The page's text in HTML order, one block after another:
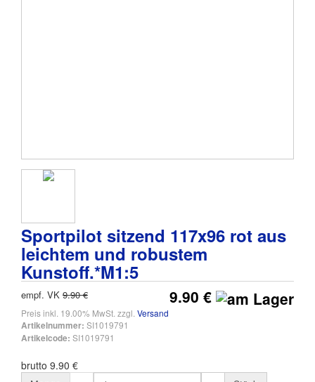
Sportpilot sitzend 117x96 rot aus
leichtem und robustem
Kunstoff.*M1:5
empf. VK 9.90 €
Preis inkl. 19.00% MwSt. zzgl. Versand
Artikelnummer: SI1019791
Artikelcode: SI1019791
9.90 €
brutto 9.90 €